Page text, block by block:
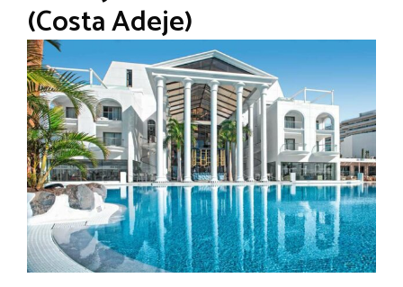
(Costa Adeje)